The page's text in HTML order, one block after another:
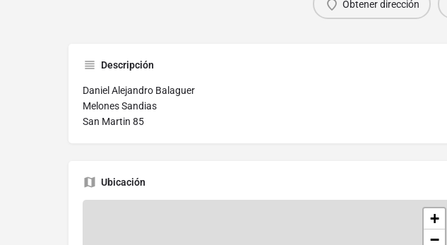
Obtener dirección
Descripción
Daniel Alejandro Balaguer
Melones Sandias
San Martin 85
Ubicación
+
−